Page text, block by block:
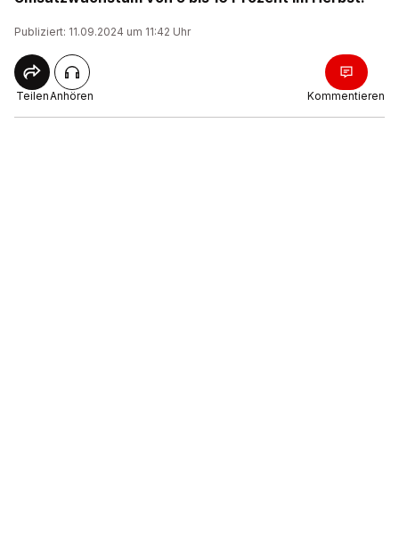
Publiziert: 11.09.2024 um 11:42 Uhr
TeilenAnhören Kommentieren